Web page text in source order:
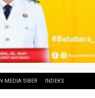
MEDIA SIBER INDEKS